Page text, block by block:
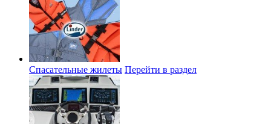
Спасательные жилеты Перейти в раздел